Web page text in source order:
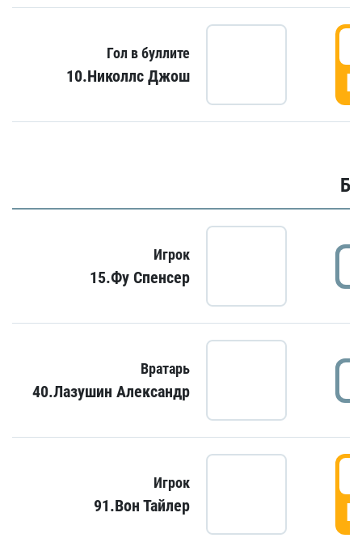
Гол в буллите
10.Николлс Джош
Игрок
15.Фу Спенсер
Вратарь
40.Лазушин Александр
Игрок
91.Вон Тайлер